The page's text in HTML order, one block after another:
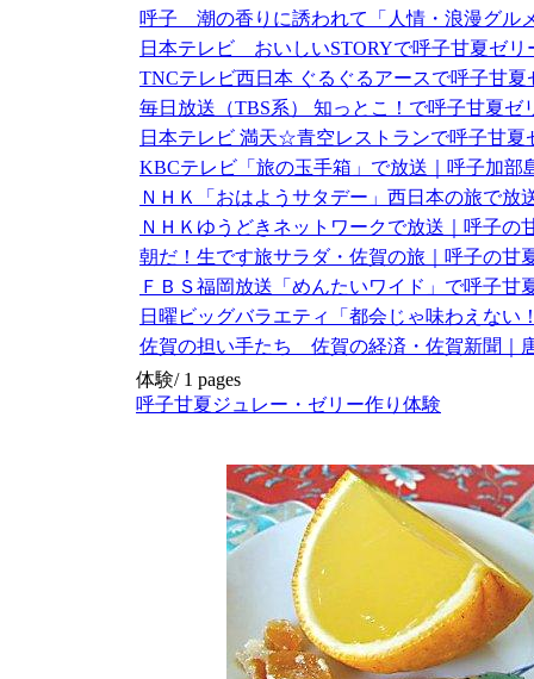
呼子 潮の香りに誘われて「人情・浪漫グル
日本テレビ おいしいSTORYで呼子甘夏ゼ
TNCテレビ西日本 ぐるぐるアースで呼子甘
毎日放送（TBS系） 知っとこ！で呼子甘夏
日本テレビ 満天☆青空レストランで呼子甘
KBCテレビ「旅の玉手箱」で放送｜呼子加部
ＮＨＫ「おはようサタデー」西日本の旅で放
ＮＨＫゆうどきネットワークで放送｜呼子の
朝だ！生です旅サラダ・佐賀の旅｜呼子の甘
ＦＢＳ福岡放送「めんたいワイド」で呼子
日曜ビッグバラエティ「都会じゃ味わえない
佐賀の担い手たち 佐賀の経済・佐賀新聞｜
体験/ 1 pages
呼子甘夏ジュレー・ゼリー作り体験